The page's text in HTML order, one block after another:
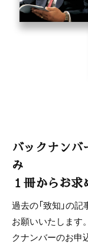
バックナンバ
み
１冊からお
過去の「致知」の
お願いいたします
クナンバーのお申